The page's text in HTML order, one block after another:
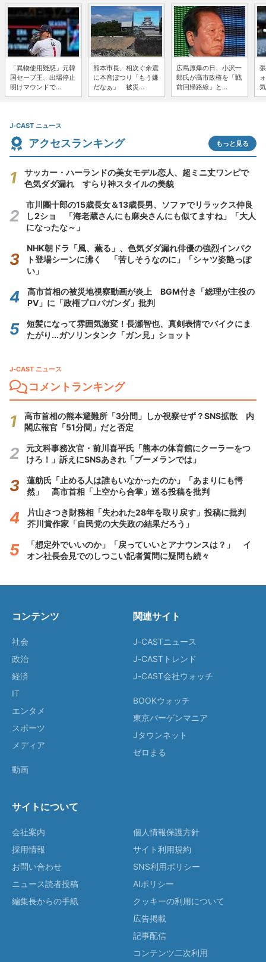
「異物使用疑惑」元韓
国セーブ王、出場停止
明けマウンドで...
熊本市長、相次ぐ余震
に本音ぽつり「もう嫌
だなぁ」 被災...
広島原爆の日、小沢一
郎氏が高市政権を「戦
前回帰路線」と...
J-CAST ニュース
アクセスランキング もっと見る
サッカー・ハーランドの美女モデル恋人、超ミニ丈ワンピで
色気ダダ漏れ すらり神スタイルの美貌
市川團十郎の15歳長女＆13歳長男、ソファでリラックス仲良
し2ショ 「海老蔵さんにも麻央さんにも似てますね」「大人
になったな～」
NHK朝ドラ「風、薫る」、色気ダダ漏れ俳優の強烈インパク
ト登場シーンに沸く 「苦しそうなのに」「シャツ姿艶っぽ
い」
高市首相の被災地視察動画が炎上 BGM付き「総理が主役の
PV」に「政権プロパガンダ」批判
短髪になって雰囲気激変！長瀬智也、真剣表情でバイクにま
たがり...ガソリンタンク「ガン見」ショット
J-CAST ニュース
コメントランキング
高市首相の熊本避難所「3分間」しか視察せず？SNS拡散 内
閣広報官「51分間」だと否定
元文科事務次官・前川喜平氏「熊本の体育館にクーラーをつ
けろ！」訴えにSNSあきれ「ブーメランでは」
蓮舫氏「止める人は誰もいなかったのか」「あまりにも愕
然」 高市首相「上空から合掌」巡る投稿を批判
片山さつき財務相「失われた28年を取り戻す」投稿に批判
芥川賞作家「自民党の大失政の結果だろう」
「想定外でいいのか」「戻っていいとアナウンスは？」 イ
オン社長会見でのしつこい記者質問に疑問も続々
コンテンツ
社会
政治
経済
IT
エンタメ
スポーツ
メディア
動画
関連サイト
J-CASTニュース
J-CASTトレンド
J-CAST会社ウォッチ
BOOKウォッチ
東京バーゲンマニア
Jタウンネット
ゼロまる
サイトについて
会社案内
採用情報
お問い合わせ
ニュース読者投稿
編集長からの手紙
個人情報保護方針
サイト利用規約
SNS利用ポリシー
AIポリシー
クッキーの利用について
広告掲載
記事配信
コンテンツ二次利用